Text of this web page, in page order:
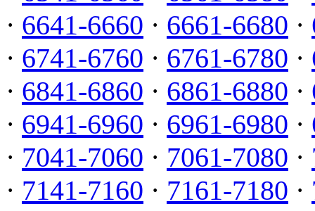
· 6641-6660 · 6661-6680 ·
· 6741-6760 · 6761-6780 ·
· 6841-6860 · 6861-6880 ·
· 6941-6960 · 6961-6980 ·
· 7041-7060 · 7061-7080 ·
· 7141-7160 · 7161-7180 ·